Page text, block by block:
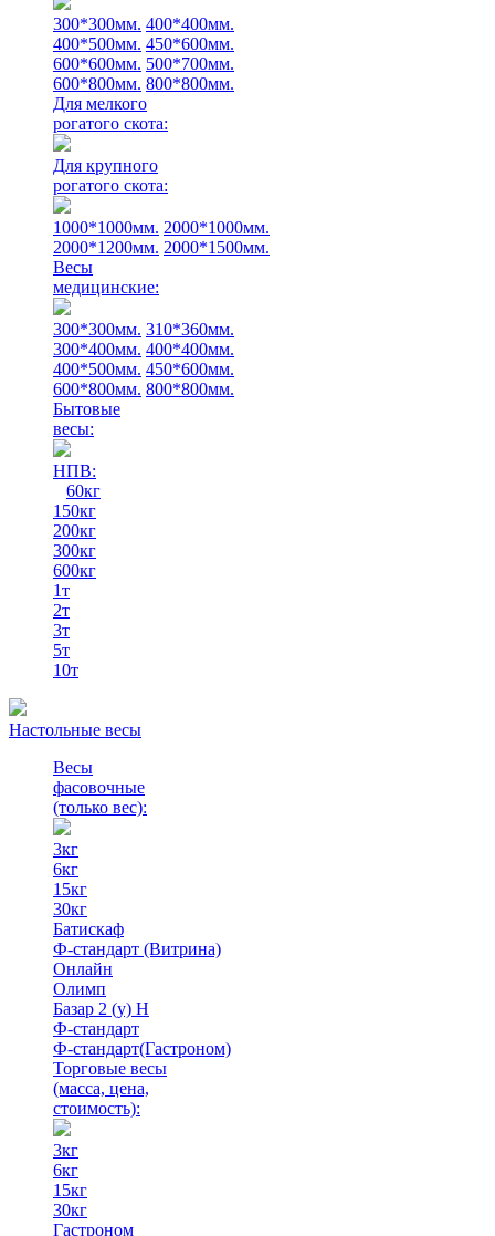
300*300мм. 400*400мм.
400*500мм. 450*600мм.
600*600мм. 500*700мм.
600*800мм. 800*800мм.
Для мелкого
рогатого скота:
Для крупного
рогатого скота:
1000*1000мм. 2000*1000мм.
2000*1200мм. 2000*1500мм.
Весы
медицинские:
300*300мм. 310*360мм.
300*400мм. 400*400мм.
400*500мм. 450*600мм.
600*800мм. 800*800мм.
Бытовые
весы:
НПВ:
60кг
150кг
200кг
300кг
600кг
1т
2т
3т
5т
10т
Настольные весы
Весы
фасовочные
(только вес):
3кг
6кг
15кг
30кг
Батискаф
Ф-стандарт (Витрина)
Онлайн
Олимп
Базар 2 (у) Н
Ф-стандарт
Ф-стандарт(Гастроном)
Торговые весы
(масса, цена,
стоимость):
3кг
6кг
15кг
30кг
Гастроном